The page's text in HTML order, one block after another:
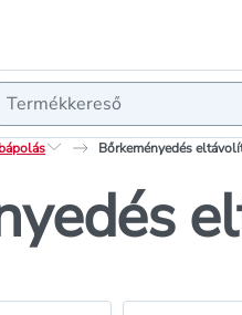
Keresés
Bőrkeményedés